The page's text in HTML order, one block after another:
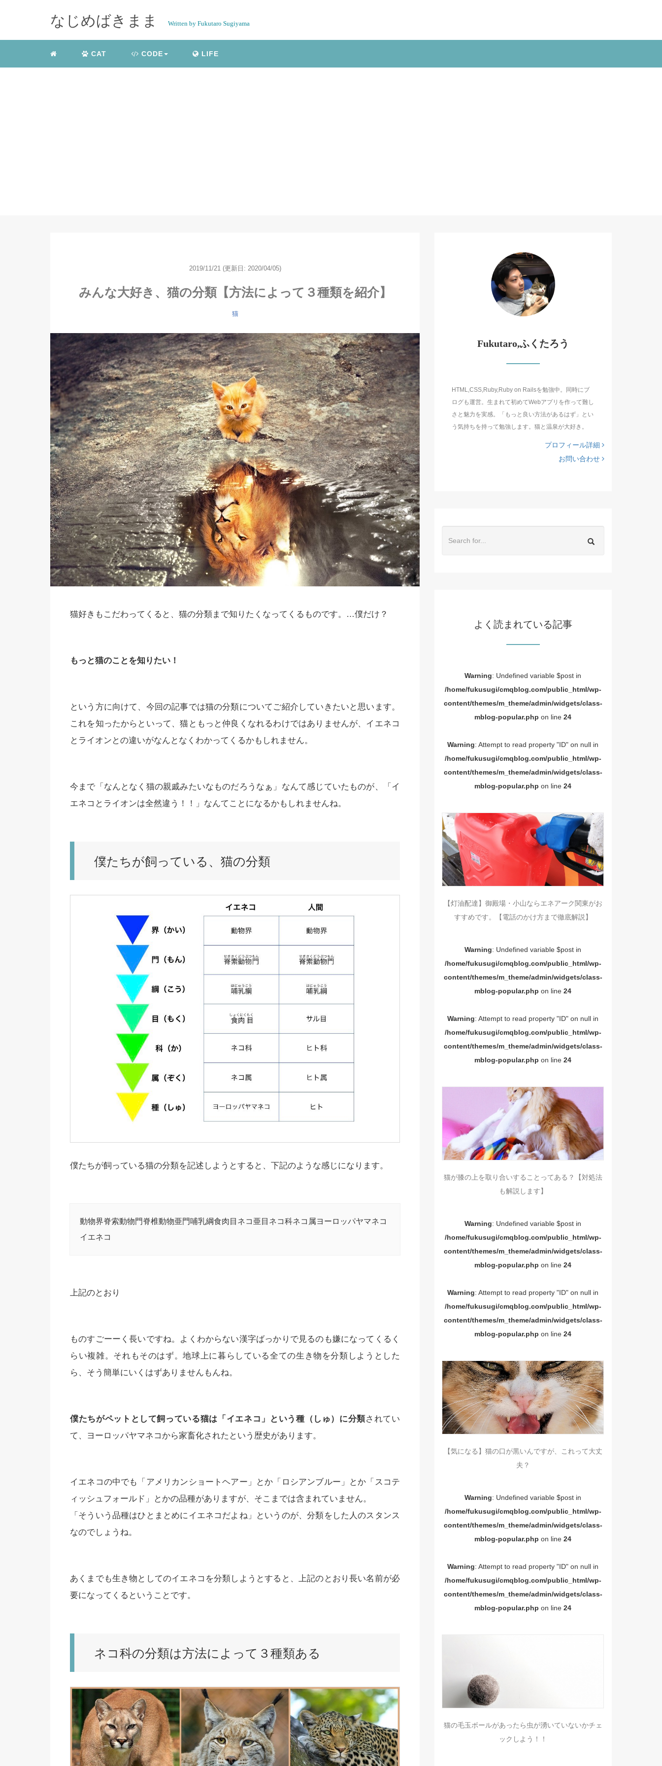
なじめばきまま Written by Fukutaro Sugiyama
CAT CODE LIFE
2019/11/21 (更新日: 2020/04/05)
みんな大好き、猫の分類【方法によって３種類を紹介】
猫
猫好きもこだわってくると、猫の分類まで知りたくなってくるものです。…僕だけ？
もっと猫のことを知りたい！
という方に向けて、今回の記事では猫の分類についてご紹介していきたいと思います。
これを知ったからといって、猫ともっと仲良くなれるわけではありませんが、イエネコ
とライオンとの違いがなんとなくわかってくるかもしれません。
今まで「なんとなく猫の親戚みたいなものだろうなぁ」なんて感じていたものが、「イ
エネコとライオンは全然違う！！」なんてことになるかもしれませんね。
僕たちが飼っている、猫の分類
僕たちが飼っている猫の分類を記述しようとすると、下記のような感じになります。
動物界脊索動物門脊椎動物亜門哺乳綱食肉目ネコ亜目ネコ科ネコ属ヨーロッパヤマネコ
イエネコ
上記のとおり
ものすごーーく長いですね。よくわからない漢字ばっかりで見るのも嫌になってくるく
らい複雑。それもそのはず。地球上に暮らしている全ての生き物を分類しようとした
ら、そう簡単にいくはずありませんもんね。
僕たちがペットとして飼っている猫は「イエネコ」という種（しゅ）に分類されてい
て、ヨーロッパヤマネコから家畜化されたという歴史があります。
イエネコの中でも「アメリカンショートヘアー」とか「ロシアンブルー」とか「スコテ
ィッシュフォールド」とかの品種がありますが、そこまでは含まれていません。
「そういう品種はひとまとめにイエネコだよね」というのが、分類をした人のスタンス
なのでしょうね。
あくまでも生き物としてのイエネコを分類しようとすると、上記のとおり長い名前が必
要になってくるということです。
ネコ科の分類は方法によって３種類ある
Fukutaro,ふくたろう
HTML,CSS,Ruby,Ruby on Railsを勉強中。同時にブ
ログも運営。生まれて初めてWebアプリを作って難し
さと魅力を実感。「もっと良い方法があるはず」とい
う気持ちを持って勉強します。猫と温泉が大好き。
プロフィール詳細
お問い合わせ
よく読まれている記事
Warning: Undefined variable $post in
/home/fukusugi/cmqblog.com/public_html/wp-
content/themes/m_theme/admin/widgets/class-
mblog-popular.php on line24
Warning: Attempt to read property "ID" on null in
/home/fukusugi/cmqblog.com/public_html/wp-
content/themes/m_theme/admin/widgets/class-
mblog-popular.php on line24
【灯油配達】御殿場・小山ならエネアーク関東がお
すすめです。【電話のかけ方まで徹底解説】
Warning: Undefined variable $post in
/home/fukusugi/cmqblog.com/public_html/wp-
content/themes/m_theme/admin/widgets/class-
mblog-popular.php on line24
Warning: Attempt to read property "ID" on null in
/home/fukusugi/cmqblog.com/public_html/wp-
content/themes/m_theme/admin/widgets/class-
mblog-popular.php on line24
猫が膝の上を取り合いすることってある？【対処法
も解説します】
Warning: Undefined variable $post in
/home/fukusugi/cmqblog.com/public_html/wp-
content/themes/m_theme/admin/widgets/class-
mblog-popular.php on line24
Warning: Attempt to read property "ID" on null in
/home/fukusugi/cmqblog.com/public_html/wp-
content/themes/m_theme/admin/widgets/class-
mblog-popular.php on line24
【気になる】猫の口が黒いんですが、これって大丈
夫？
Warning: Undefined variable $post in
/home/fukusugi/cmqblog.com/public_html/wp-
content/themes/m_theme/admin/widgets/class-
mblog-popular.php on line24
Warning: Attempt to read property "ID" on null in
/home/fukusugi/cmqblog.com/public_html/wp-
content/themes/m_theme/admin/widgets/class-
mblog-popular.php on line24
猫の毛玉ボールがあったら虫が湧いていないかチェ
ックしよう！！